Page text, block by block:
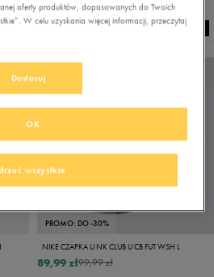
PROMO: DO -30%
NIKE CZAPKA U NK CLUB U CB FUT WSH L
99,99 zł
89,99 zł
oferty produktów, dopasowanych do Twoich
W celu uzyskania więcej informacji, przeczytaj
Dostosuj
wszystkie
OK